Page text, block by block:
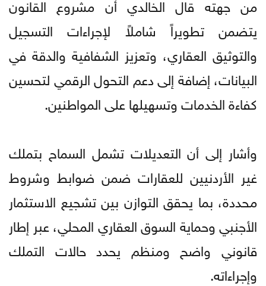
يتضمن تطويراً شاملاً لإجراءات التسجيل
والتوثيق العقاري، وتعزيز الشفافية والدقة في
البيانات، إضافة إلى دعم التحول الرقمي لتحسين
كفاءة الخدمات وتسهيلها على المواطنين.
وأشار إلى أن التعديلات تشمل السماح بتملك
غير الأردنيين للعقارات ضمن ضوابط وشروط
محددة، بما يحقق التوازن بين تشجيع الاستثمار
الأجنبي وحماية السوق العقاري المحلي، عبر إطار
قانوني واضح ومنظم يحدد حالات التملك
وإجراءاته.